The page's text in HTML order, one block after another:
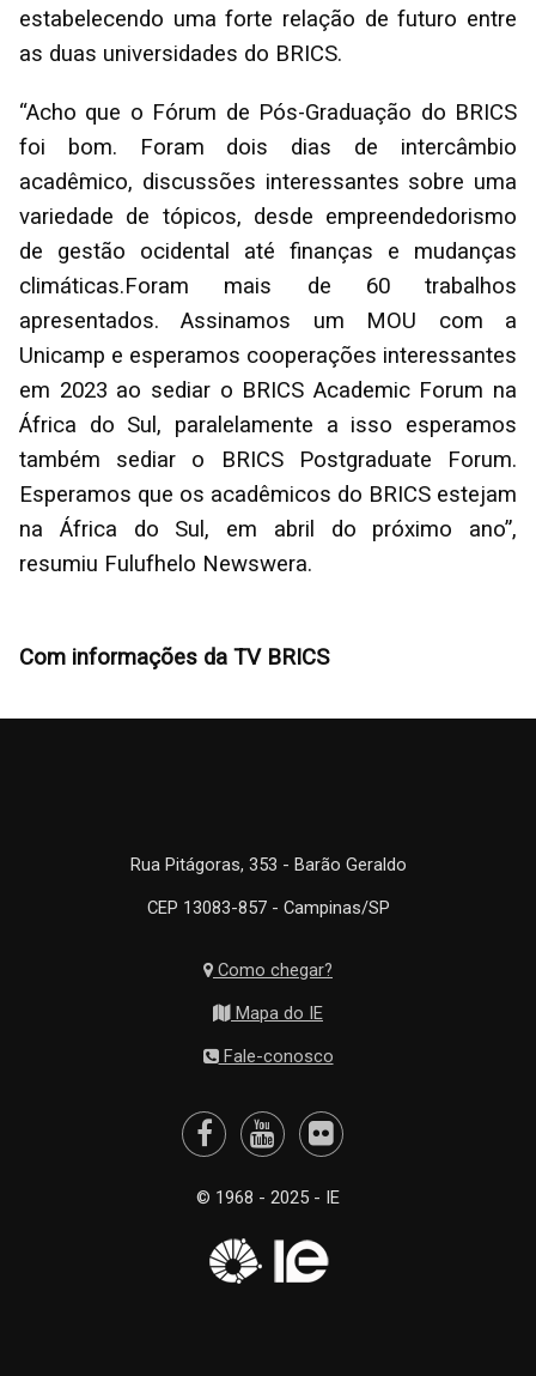
estabelecendo uma forte relação de futuro entre
as duas universidades do BRICS.
“Acho que o Fórum de Pós-Graduação do BRICS
foi bom. Foram dois dias de intercâmbio
acadêmico, discussões interessantes sobre uma
variedade de tópicos, desde empreendedorismo
de gestão ocidental até finanças e mudanças
climáticas.Foram mais de 60 trabalhos
apresentados. Assinamos um MOU com a
Unicamp e esperamos cooperações interessantes
em 2023 ao sediar o BRICS Academic Forum na
África do Sul, paralelamente a isso esperamos
também sediar o BRICS Postgraduate Forum.
Esperamos que os acadêmicos do BRICS estejam
na África do Sul, em abril do próximo ano”,
resumiu Fulufhelo Newswera.
Com informações da TV BRICS
Rua Pitágoras, 353 - Barão Geraldo
CEP 13083-857 - Campinas/SP
Como chegar?
Mapa do IE
Fale-conosco
© 1968 - 2025 - IE